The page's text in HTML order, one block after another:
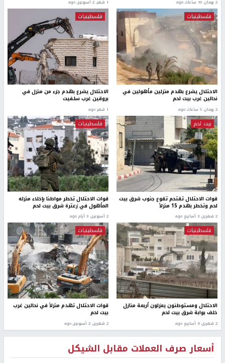
2 يومان، 10 ساعات ago 1 شهر، 2 أسبوعين ago
فلسطينيات
الاحتلال يشرع بهدم منزلين مـأهولين في
نحالين غرب بيت لحم
2 يومان، 9 ساعات ago
فلسطينيات
الاحتلال يشرع بهدم جزء من منزل في
بروقين غرب سلفيت
1 شهر ago
بيت لحم
قوات الاحتلال تقتحم تقوع جنوب شرق بيت
لحم وتخطر بهدم 15 منزلاً
2 شهرين، 3 أسابيع ago
فلسطينيات
قوات الاحتلال تخطر مواطنا بإخلاء منزله
المأهول في زعترة شرق بيت لحم
2 أسبوعين، 3 أيام ago
فلسطينيات
الاحتلال ومستوطنون يعزلون أربعة منازل
خلف بوابة شرق بيت لحم
2 شهرين، 4 أسابيع ago
فلسطينيات
قوات الاحتلال تهدم منزلاً في نحالين غرب
بيت لحم
2 شهرين، 2 أسبوعين ago
أسعار صرف العملات مقابل الشيكل